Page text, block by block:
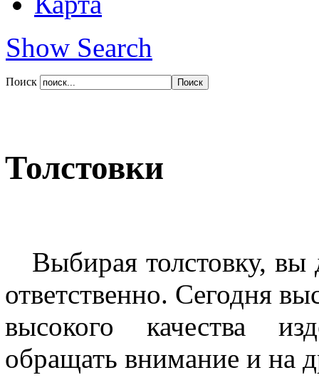
Show Search
Поиск
Толстовки
Выбирая толстовку,
ответственно. Сегодня
высокого качества
обращать внимание и на